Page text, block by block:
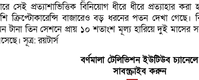
প্রত্যাশাভিত্তিক বিনিয়োগ ধীরে ধীরে প্রত্যাহার করা
ক্রিপ্টোকারেন্সি বাজারেও বড় ধরনের পতন দেখা গেছে।
টানা তিন সেশনে প্রায় ১০ শতাংশ মূল্য হারিয়ে দুই মাসের
সূত্র: রয়টার্স
বর্ণমালা টেলিভিশন ইউটিউব চ্যানেলে
সাবস্ক্রাইব করুন